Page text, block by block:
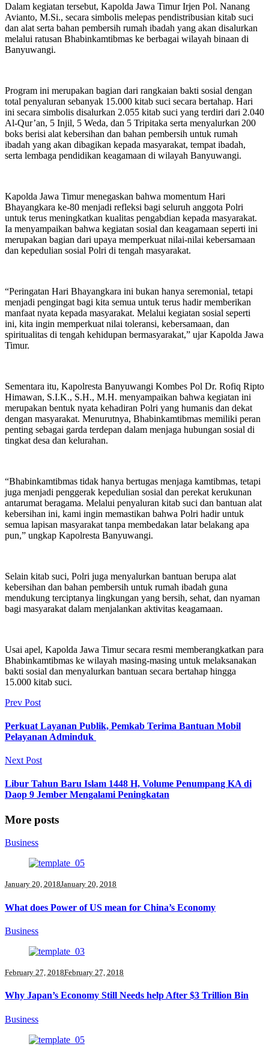
‎Dalam kegiatan tersebut, Kapolda Jawa Timur Irjen Pol. Nanang
Avianto, M.Si., secara simbolis melepas pendistribusian kitab suci
dan alat serta bahan pembersih rumah ibadah yang akan disalurkan
melalui ratusan Bhabinkamtibmas ke berbagai wilayah binaan di
Banyuwangi.
‎Program ini merupakan bagian dari rangkaian bakti sosial dengan
total penyaluran sebanyak 15.000 kitab suci secara bertahap. Hari
ini secara simbolis disalurkan 2.055 kitab suci yang terdiri dari 2.040
Al-Qur’an, 5 Injil, 5 Weda, dan 5 Tripitaka serta menyalurkan 200
boks berisi alat kebersihan dan bahan pembersih untuk rumah
ibadah yang akan dibagikan kepada masyarakat, tempat ibadah,
serta lembaga pendidikan keagamaan di wilayah Banyuwangi.
‎Kapolda Jawa Timur menegaskan bahwa momentum Hari
Bhayangkara ke-80 menjadi refleksi bagi seluruh anggota Polri
untuk terus meningkatkan kualitas pengabdian kepada masyarakat.
Ia menyampaikan bahwa kegiatan sosial dan keagamaan seperti ini
merupakan bagian dari upaya memperkuat nilai-nilai kebersamaan
dan kepedulian sosial Polri di tengah masyarakat.
“Peringatan Hari Bhayangkara ini bukan hanya seremonial, tetapi
menjadi pengingat bagi kita semua untuk terus hadir memberikan
manfaat nyata kepada masyarakat. Melalui kegiatan sosial seperti
ini, kita ingin memperkuat nilai toleransi, kebersamaan, dan
spiritualitas di tengah kehidupan bermasyarakat,” ujar Kapolda Jawa
Timur.
‎Sementara itu, Kapolresta Banyuwangi Kombes Pol Dr. Rofiq Ripto
Himawan, S.I.K., S.H., M.H. menyampaikan bahwa kegiatan ini
merupakan bentuk nyata kehadiran Polri yang humanis dan dekat
dengan masyarakat. Menurutnya, Bhabinkamtibmas memiliki peran
penting sebagai garda terdepan dalam menjaga hubungan sosial di
tingkat desa dan kelurahan.
“Bhabinkamtibmas tidak hanya bertugas menjaga kamtibmas, tetapi
juga menjadi penggerak kepedulian sosial dan perekat kerukunan
antarumat beragama. Melalui penyaluran kitab suci dan bantuan alat
kebersihan ini, kami ingin memastikan bahwa Polri hadir untuk
semua lapisan masyarakat tanpa membedakan latar belakang apa
pun,” ungkap Kapolresta Banyuwangi.
‎Selain kitab suci, Polri juga menyalurkan bantuan berupa alat
kebersihan dan bahan pembersih untuk rumah ibadah guna
mendukung terciptanya lingkungan yang bersih, sehat, dan nyaman
bagi masyarakat dalam menjalankan aktivitas keagamaan.
‎Usai apel, Kapolda Jawa Timur secara resmi memberangkatkan para
Bhabinkamtibmas ke wilayah masing-masing untuk melaksanakan
bakti sosial dan menyalurkan bantuan secara bertahap hingga
15.000 kitab suci.
Prev Post
Perkuat Layanan Publik, Pemkab Terima Bantuan Mobil
Pelayanan Adminduk
Next Post
Libur Tahun Baru Islam 1448 H, Volume Penumpang KA di
Daop 9 Jember Mengalami Peningkatan
More posts
Business
January 20, 2018January 20, 2018
What does Power of US mean for China’s Economy
Business
February 27, 2018February 27, 2018
Why Japan’s Economy Still Needs help After $3 Trillion Bin
Business